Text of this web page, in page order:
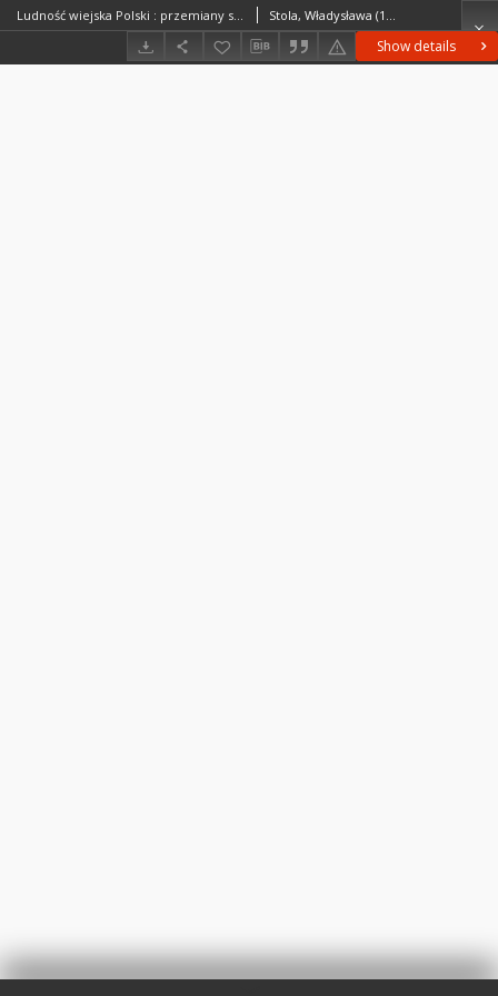
Show details
Ludność wiejska Polski : przemiany struktury demograficznej i społeczno-zawodowej Stola, Władysława (1931– )